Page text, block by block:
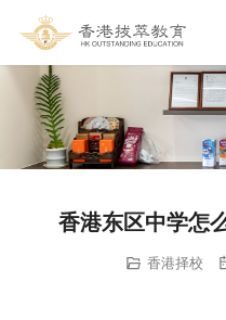
香港东区中学怎
香港择校